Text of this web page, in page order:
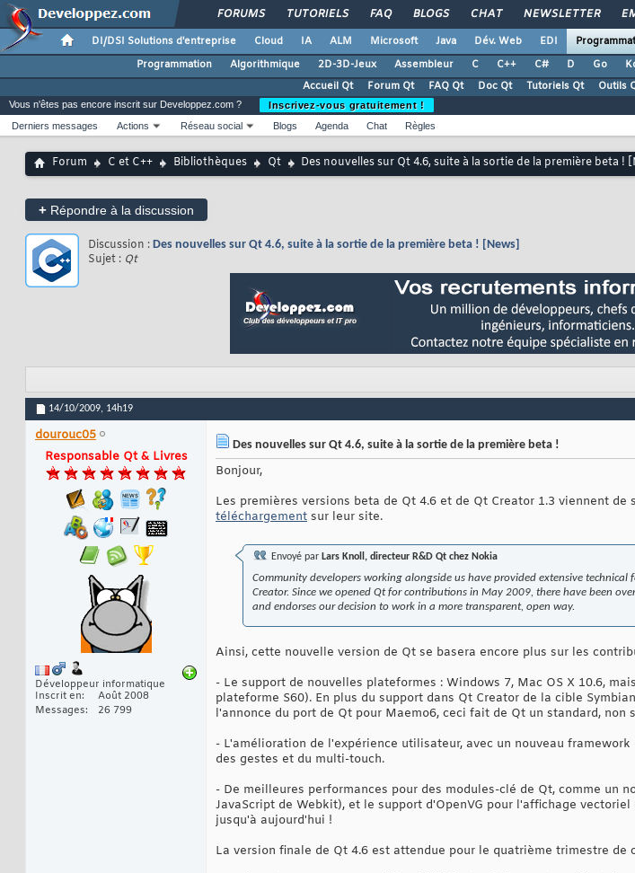
FORUMS TUTORIELS FAQ BLOGS CHAT NEWSLETTER
DI/DSI Solutions d'entreprise Cloud IA ALM Microsoft Java Dév. Web EDI
Programmation
Algorithmique 2D-3D-Jeux Assembleur C C++ C# D Go
Accueil Qt
Forum Qt FAQ Qt Doc Qt Tutoriels Qt Outils
Vous n'êtes pas encore inscrit sur Developpez.com ?
Inscrivez-vous gratuitement !
Derniers messages
Actions Réseau social Blogs Agenda Chat Règles
Forum C et C++ Bibliothèques Qt Des nouvelles sur Qt 4.6, suite à la sortie de la première beta !
+ Répondre à la discussion
Discussion : Des nouvelles sur Qt 4.6, suite à la sortie de la première beta ! [News]
Sujet : Qt
14/10/2009, 14h19
dourouc05
Responsable Qt & Livres
Développeur informatique
Inscrit en
Août 2008
Messages
26 799
Des nouvelles sur Qt 4.6, suite à la sortie de la première beta !
Bonjour,
Les premières versions beta de Qt 4.6 et de Qt Creator 1.3 viennent
téléchargement sur leur site.
Envoyé par Lars Knoll, directeur R&D Qt chez Nokia
Community developers working alongside us have provided extensive
Creator. Since we opened Qt for contributions in May 2009, there have been
and endorses our decision to work in a more transparent, open way.
Ainsi, cette nouvelle version de Qt se basera encore plus sur les
- Le support de nouvelles plateformes : Windows 7, Mac OS X 10.6,
plateforme S60). En plus du support dans Qt Creator de la cible
l'annonce du port de Qt pour Maemo6, ceci fait de Qt un standard,
- L'amélioration de l'expérience utilisateur, avec un nouveau
des gestes et du multi-touch.
- De meilleures performances pour des modules-clé de Qt, comme un
JavaScript de Webkit), et le support d'OpenVG pour l'affichage
jusqu'à aujourd'hui !
La version finale de Qt 4.6 est attendue pour le quatrième trimestre de